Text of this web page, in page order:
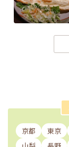
京都 東京